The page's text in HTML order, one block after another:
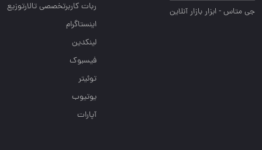
جی متاس - ابزار بازار آنلاین
ربات کاربرتخصصی تالارتوزیع
اینستاگرام
لینکدین
فیسبوک
توئیتر
یوتیوب
آپارات